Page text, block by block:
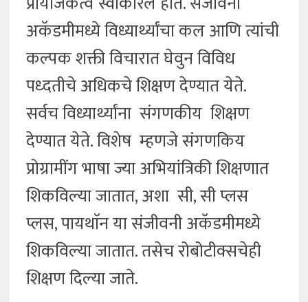
अकॅडमीमध्ये विध्यार्थ्यांचा कल आणि त्यांची
कल्पक शक्ती विचारात घेवुन विविध
पध्दतीचे अधिकचे शिक्षण देण्यात येते.
सर्वच विध्यार्थ्यांना संगणकीय शिक्षण
देण्यात येते. विशेष म्हणजे संगणकिय
प्रोग्रामींग भाषा ज्या अभियांत्रिकी शिक्षणात
शिकविल्या जातात, अशा सी, सी प्लस
प्लस, पायथाॅन या संजीवनी अकॅडमीमध्ये
शिकविल्या जातात. तसेच रोबोटीक्सचेही
शिक्षण दिल्या जाते.